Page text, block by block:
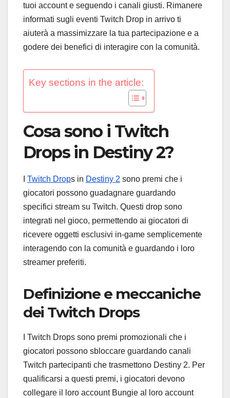
tuoi account e seguendo i canali giusti. Rimanere
informati sugli eventi Twitch Drop in arrivo ti
aiuterà a massimizzare la tua partecipazione e a
godere dei benefici di interagire con la comunità.
Key sections in the article:
Cosa sono i Twitch
Drops in Destiny 2?
Twitch Drops in Destiny 2 sono premi che i
giocatori possono guadagnare guardando
specifici stream su Twitch. Questi drop sono
integrati nel gioco, permettendo ai giocatori di
ricevere oggetti esclusivi in-game semplicemente
interagendo con la comunità e guardando i loro
streamer preferiti.
Definizione e meccaniche
dei Twitch Drops
I Twitch Drops sono premi promozionali che i
giocatori possono sbloccare guardando canali
Twitch partecipanti che trasmettono Destiny 2. Per
qualificarsi a questi premi, i giocatori devono
collegare il loro account Bungie al loro account